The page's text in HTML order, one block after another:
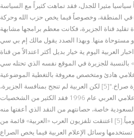
سياسيا مثيرا للجدل، فقد تماهت كثيراً مع السياسة
في المنطقة، وخصوصاً فيما يخص حزب الله وحركة
قناة الجزيرة، فكانت معظم برامجها مشابهة
مستوحاة منها. وبهذا الصدد يقول مالك إم بي سي
العربية اليوم ية خيار بديل أكثر اعتدالاً من قناة
بالنسبة للجزيرة في الموقع نفسه الذي تحتله سي
هادئ ومتخصص معروفة بالتغطية الموضوعية
وليس الآراء التي تقدم في صورة صراخ."[5] لكن العربية لم تنجح بمنافسة الجزيرة،
وبدخول الجزيرة إلى السوق الإعلامي العربي عام 1996 فقد الكثير من الشخصيات
خاصة، حصانتهم من النقد الذي أعفتها منه
وسائل الإعلام العربية الممولة حكومياً.[5] اعتنقت تلفزيون العرب «العربية» قائمة من
وسائل الإعلام العربية فيما يخص الصراع